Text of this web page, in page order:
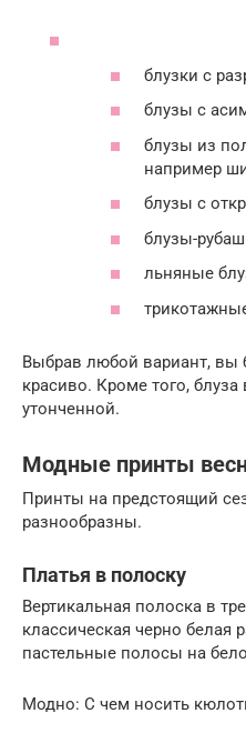
блузки с
блузы с
блузы из
например
блузы с
блузы-
льняные
Выбрав любой вариант, вы
красиво. Кроме того,
утонченной.
Модные принты
Принты на предстоящий
разнообразны.
Платья в полоску
Вертикальная полоска в
классическая черно белая
пастельные полосы на
Модно: С чем носить